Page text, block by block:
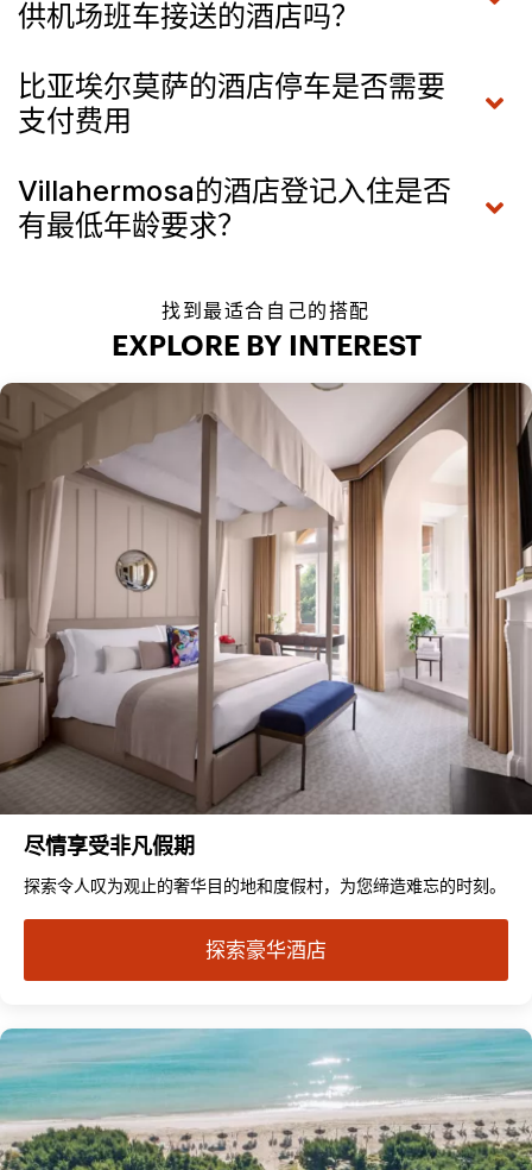
供机场班车接送的酒店吗？
比亚埃尔莫萨的酒店停车是否需要
支付费用
Villahermosa的酒店登记入住是否
有最低年龄要求？
找到最适合自己的搭配
EXPLORE BY INTEREST
尽情享受非凡假期
探索令人叹为观止的奢华目的地和度假村，为您缔造难忘的时刻。
探索豪华酒店